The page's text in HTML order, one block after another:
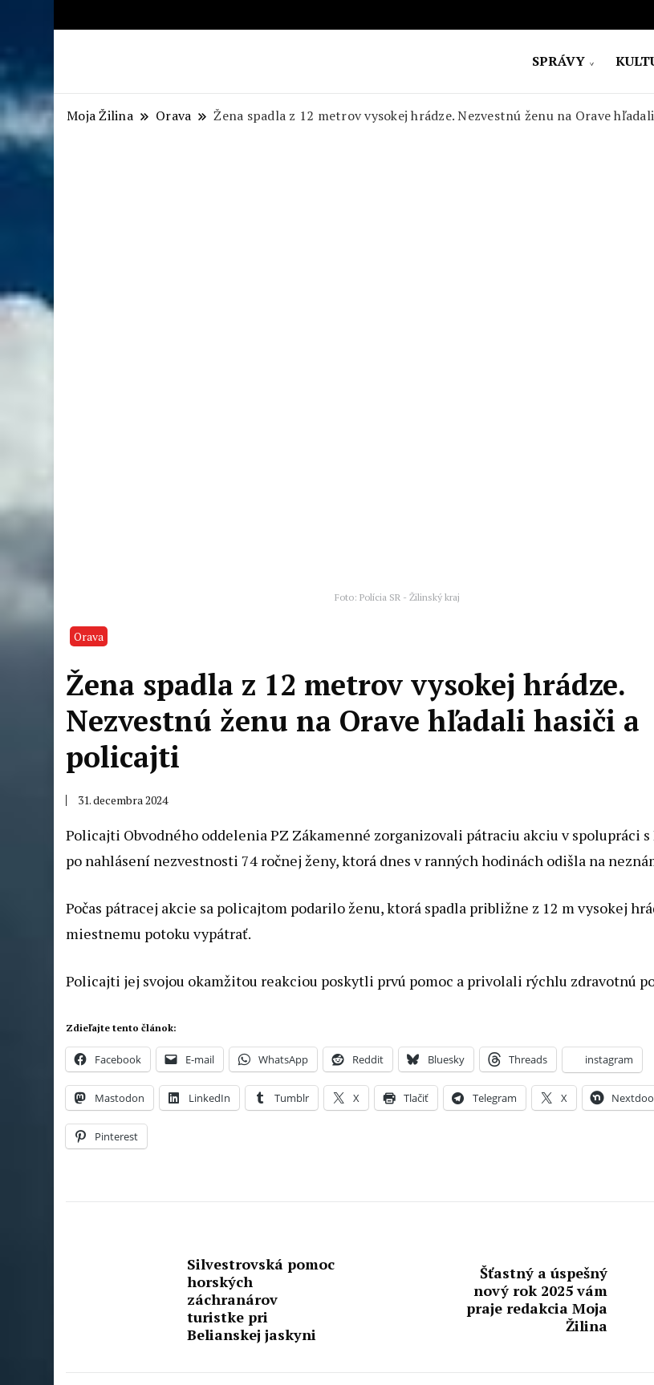
SPRÁVY
Moja Žilina Orava Žena spadla z 12 metrov vysokej hrádze. Nezvestnú ženu na Orave
Foto: Polícia SR - Žilinský kraj
Orava
Žena spadla z 12 metrov vysokej hrádze.
Nezvestnú ženu na Orave hľadali hasiči a
policajti
31. decembra 2024
Policajti Obvodného oddelenia PZ Zákamenné zorganizovali pátraciu akciu v spolupráci
po nahlásení nezvestnosti 74 ročnej ženy, ktorá dnes v ranných hodinách odišla na
Počas pátracej akcie sa policajtom podarilo ženu, ktorá spadla približne z 12 m vysokej
miestnemu potoku vypátrať.
Policajti jej svojou okamžitou reakciou poskytli prvú pomoc a privolali rýchlu zdravotnú
Zdieľajte tento článok:
Facebook E-mail WhatsApp Reddit Bluesky Threads instagram
Mastodon LinkedIn Tumblr X Tlačiť Telegram X
Pinterest
Silvestrovská pomoc
horských
záchranárov
turistke pri
Belianskej jaskyni
Šťastný a úspešný
nový rok 2025 vám
praje redakcia Moja
Žilina